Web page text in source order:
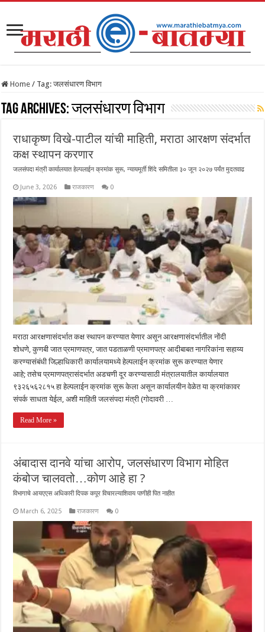
Home / Tag:जलसंधारण विभाग
Tag Archives:जलसंधारण विभाग
राधाकृष्ण विखे-पाटील यांची माहिती, मराठा आरक्षण संदर्भात
कक्ष स्थापन करणार
जलसंपदा मंत्री कार्यालयात हेल्पलाईन क्रमांक सुरू, न्यायमूर्ती शिंदे समितीला ३० जून २०२७ पर्यंत मुदतवाढ
June 3, 2026 राजकारण 0
मराठा आरक्षणासंदर्भात कक्ष स्थापन करण्यात येणार असून आरक्षणासंदर्भातील नोंदी
शोधणे, कुणबी जात प्रमाणपत्र, जात पडताळणी प्रमाणपत्र आदीबाबत नागरिकांना सहाय्य
करण्यासंबंधी जिल्हाधिकारी कार्यालयामध्ये हेल्पलाईन क्रमांक सुरू करण्यात येणार
आहे; तसेच प्रमाणपत्रासंदर्भात अडचणी दूर करण्यासाठी मंत्रालयातील कार्यालयात
९३२६५६२८१५ हा हेल्पलाईन क्रमांक सुरू केला असून कार्यालयीन वेळेत या क्रमांकावर
संपर्क साधता येईल, अशी माहिती जलसंपदा मंत्री (गोदावरी …
Read More »
अंबादास दानवे यांचा आरोप, जलसंधारण विभाग मोहित
कंबोज चालवतो…कोण आहे हा ?
विभागाचे आयएएस अधिकारी दिपक कपूर विचारल्याशिवाय पाणीही पित नाहीत
March 6, 2025 राजकारण 0